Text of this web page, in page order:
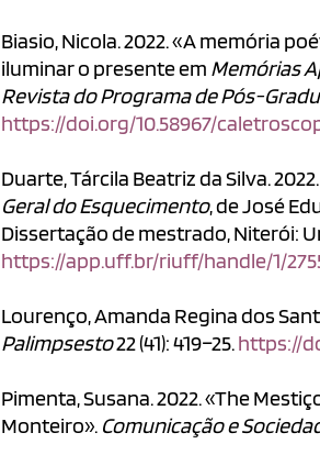
Biasio, Nicola. 2022. «A memória
iluminar o presente em Memórias
Revista do Programa de Pós-
https://doi.org/10.58967/
Duarte, Tárcila Beatriz da Silva.
Geral do Esquecimento, de José
Dissertação de mestrado, Niterói:
https://app.uff.br/riuff/handle/1/
Lourenço, Amanda Regina dos
Palimpsesto22 (41): 419–25.https://
Pimenta, Susana. 2022. «The
Monteiro». Comunicação e